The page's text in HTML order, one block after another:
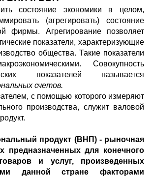
состояние экономики в целом,
(агрегировать) состояние
фирмы. Агрегирование позволяет
показатели, характеризующие
общества. Такие показатели
Совокупность
показателей называется
счетов.
с помощью которого измеряют
производства, служит валовой
продукт (ВНП) - рыночная
предназначенных для конечного
и услуг, произведенных
данной стране факторами